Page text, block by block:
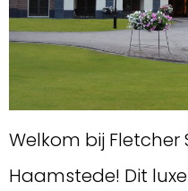
Welkom bij
Haamstede! Dit